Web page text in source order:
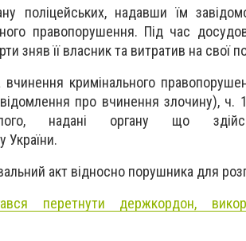
поліцейських, надавши їм
правопорушення. Під час
зняв її власник та витратив на свої
кримінального
про вчинення злочину), ч.
надані органу що
України.
акт відносно порушника для
перетнути держкордон,